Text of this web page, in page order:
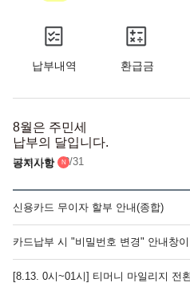
납부내역 환급금
8월은 주민세
납부의 달입니다.
납부기한 : 8/31
공지사항 N
신용카드 무이자 할부 안내(종합)
카드납부 시 "비밀번호 변경" 안내창
[8.13. 0시~01시] 티머니 마일리지 전